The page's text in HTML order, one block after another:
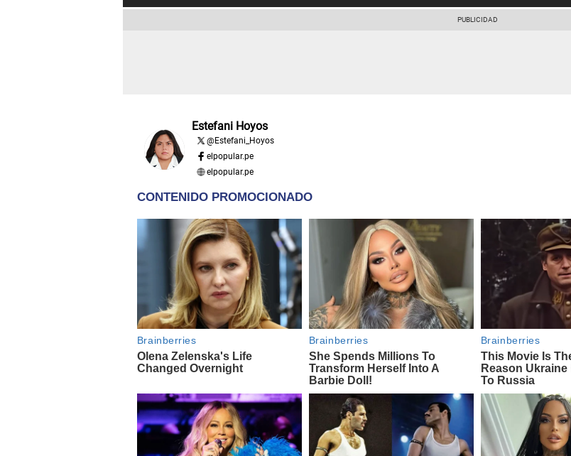
Estefani Hoyos
@Estefani_Hoyos
elpopular.pe
elpopular.pe